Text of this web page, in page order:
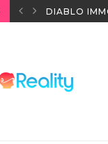
DIABLO